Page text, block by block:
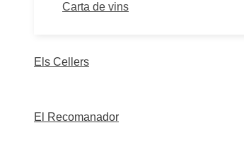
Carta de vins
Els Cellers
El Recomanador